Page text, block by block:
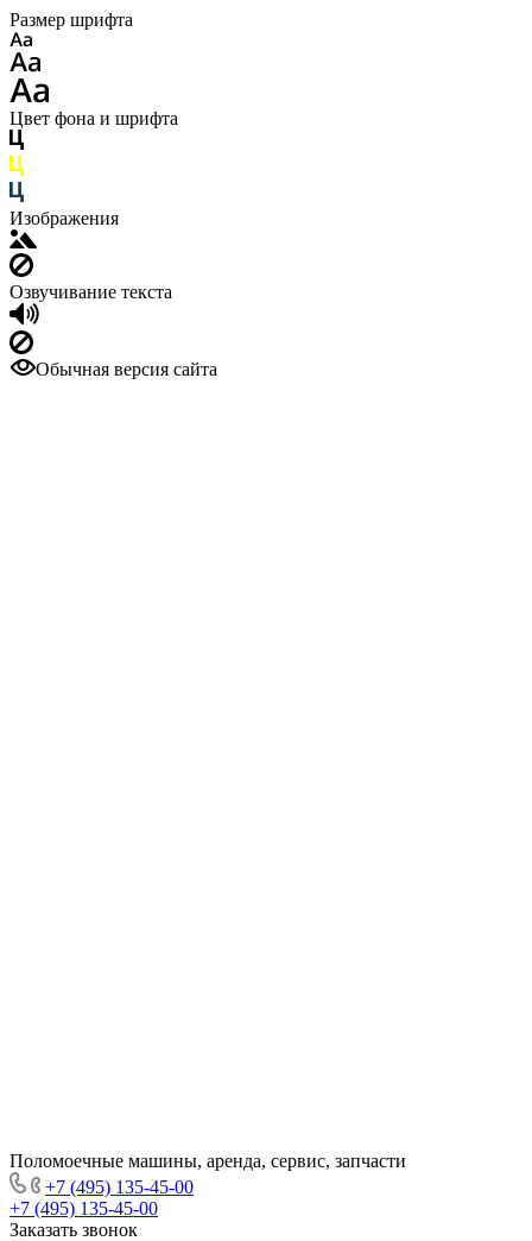
Размер шрифта
Цвет фона и шрифта
Изображения
Озвучивание текста
Обычная версия сайта
Поломоечные машины, аренда, сервис, запчасти
+7 (495) 135-45-00
+7 (495) 135-45-00
Заказать звонок